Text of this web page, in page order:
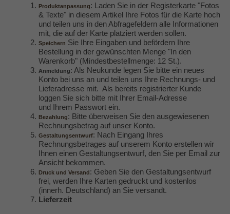
Produktanpassung: Laden Sie in der Registerkarte "Fotos
& Texte" in diesem Artikel Ihre Fotos für die Karte hoch
und teilen uns in den Abfragefeldern alle Informationen
mit, die auf der Karte platziert werden sollen.
Speichern Sie Ihre Eingaben und befördern Ihre
Bestellung in der gewünschten Menge "In den
Warenkorb" (Mindestbestellmenge: 12 St.).
Anmeldung: Als Neukunde legen Sie bitte ein neues
Konto bei uns an und teilen uns Ihre Rechnungs- und
Lieferadresse mit. Als bereits registrierter Kunde
loggen Sie sich bitte mit Ihrer Email-Adresse
und Ihrem Passwort ein.
Bezahlung: Bitte überweisen Sie den ausgewiesenen
Rechnungsbetrag auf unser Konto.
Gestaltungsentwurf: Nach Eingang Ihres
Rechnungsbetrages auf unserem Konto erstellen wir
Ihnen einen Gestaltungsentwurf, den Sie per Email zur
Ansicht bekommen.
Druck und Versand: Geben Sie den Gestaltungsentwurf
frei, werden Ihre Karten gedruckt und kostenlos
(innerh. Deutschland) an Sie versandt.
Lieferzeit